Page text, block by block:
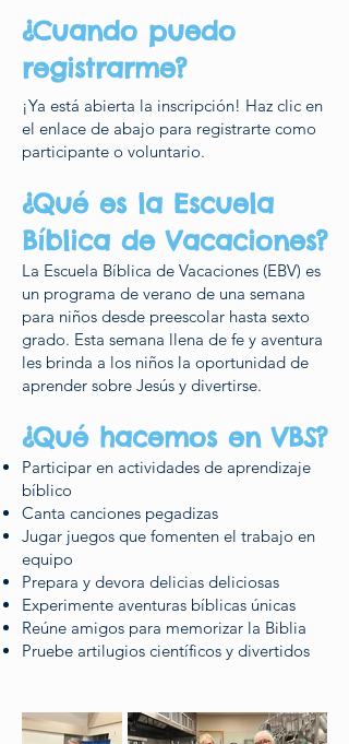
¿Cuando puedo
registrarme?
¡Ya está abierta la inscripción! Haz clic en
el enlace de abajo para registrarte como
participante o voluntario.
¿Qué es la Escuela
Bíblica de Vacaciones?
La Escuela Bíblica de Vacaciones (EBV) es
un programa de verano de una semana
para niños desde preescolar hasta sexto
grado. Esta semana llena de fe y aventura
les brinda a los niños la oportunidad de
aprender sobre Jesús y divertirse.
¿Qué hacemos en VBS?
Participar en actividades de aprendizaje
bíblico
Canta canciones pegadizas
Jugar juegos que fomenten el trabajo en
equipo
Prepara y devora delicias deliciosas
Experimente aventuras bíblicas únicas
Reúne amigos para memorizar la Biblia
Pruebe artilugios científicos y divertidos